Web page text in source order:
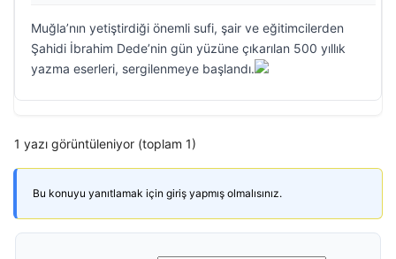
Muğla’nın yetiştirdiği önemli sufi, şair ve eğitimcilerden
Şahidi İbrahim Dede’nin gün yüzüne çıkarılan 500 yıllık
yazma eserleri, sergilenmeye başlandı.
1 yazı görüntüleniyor (toplam 1)
Bu konuyu yanıtlamak için giriş yapmış olmalısınız.